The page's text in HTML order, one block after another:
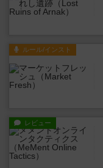
ルール/インスト
レビュー